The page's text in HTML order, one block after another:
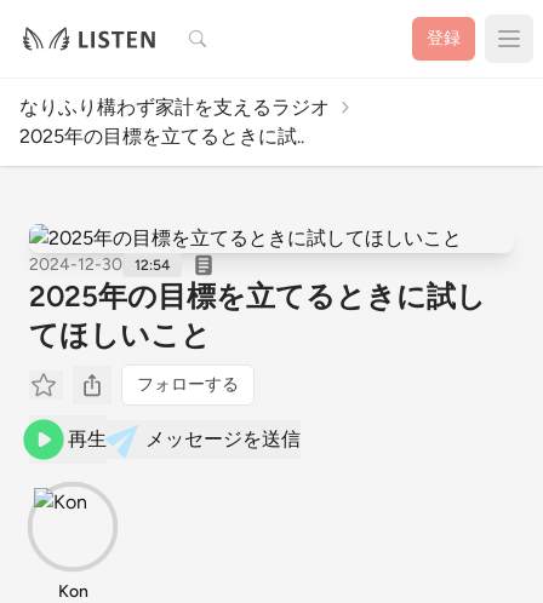
検索 登録
なりふり構わず家計を支えるラジオ
2025年の目標を立てるときに試..
2024-12-30 12:54
2025年の目標を立てるときに試し
てほしいこと
フォローする
再生 メッセージを送信
Kon